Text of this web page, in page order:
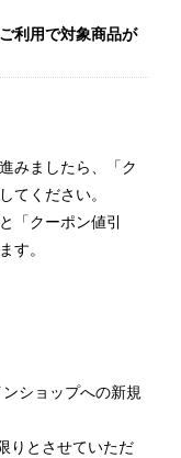
利用で対象商品が
みましたら、「ク
てください。
「クーポン値引
す。
ショップへの新規
りとさせていただ